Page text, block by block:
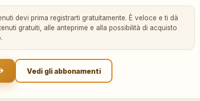
devi prima registrarti gratuitamente. È veloce e ti dà
gratuiti, alle anteprime e alla possibilità di acquisto
Vedi gli abbonamenti